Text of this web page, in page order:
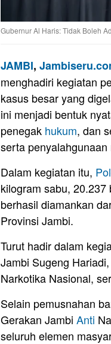
Gubernur Al Haris: Tidak Boleh
JAMBI,
menghadiri kegiatan
kasus besar yang
ini menjadi bentuk
penegak hukum, dan
serta
Dalam kegiatan itu,
kilogram sabu,
berhasil diamankan
Provinsi Jambi.
Turut hadir dalam
Jambi Sugeng
Narkotika Nasional,
Selain pemusnahan
Gerakan Jambi Anti
seluruh elemen